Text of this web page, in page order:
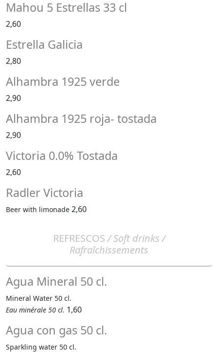
Mahou 5 Estrellas 33 cl
2,60
Estrella Galicia
2,80
Alhambra 1925 verde
2,90
Alhambra 1925 roja- tostada
2,90
Victoria 0.0% Tostada
2,60
Radler Victoria
Beer with limonade 2,60
REFRESCOS/ Soft drinks /
Rafraîchissements
Agua Mineral 50 cl.
Mineral Water 50 cl.
Eau minérale 50 cl. 1,60
Agua con gas 50 cl.
Sparkling water 50 cl.